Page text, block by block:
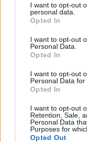
I want to opt-out
personal data.
Opted In
I want to opt-out
Personal Data.
Opted In
I want to opt-out
Personal Data for
Opted In
I want to opt-out
Retention, Sale,
Personal Data
Purposes for
Opted Out